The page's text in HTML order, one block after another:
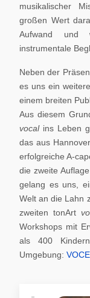
musikalischer
großen Wert
Aufwand und
instrumentale
Neben der
es uns ein
einem breiten
Aus diesem
vocal ins Leben
das aus
erfolgreiche A-
die zweite
gelang es uns,
Welt an die Lahn
zweiten tonArt
Workshops mit
als 400
Umgebung: